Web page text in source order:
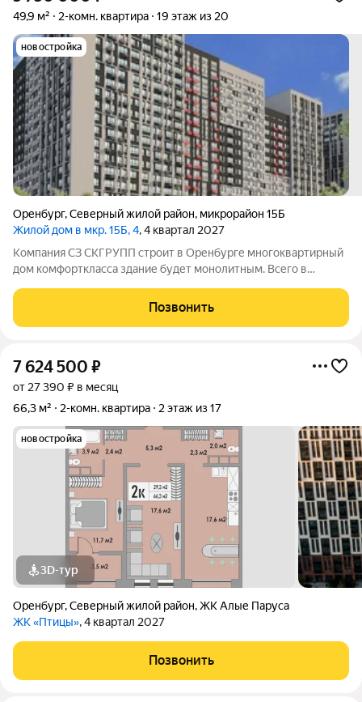
49,9 м² 2-комн. квартира 19 этаж из 20
новостройка
Оренбург,Северный жилой район, микрорайон 15Б
Жилой дом в мкр. 15Б, 4, 4 квартал 2027
Компания СЗ СКГРУПП строит в Оренбурге многоквартирный
дом комфорткласса здание будет монолитным. Всего в
однокомнатных, 127 двухкомнатных и 19 трёхкомнатных.
Суммарная жилая площадь составит 10040кв. м,
Позвонить
7 624 500 ₽
от 27 390 ₽ в месяц
66,3 м²
2-комн. квартира 2 этаж из 17
новостройка
3D-тур
Оренбург,Северный жилой район,ЖК Алые Паруса
ЖК «Птицы», 4 квартал 2027
Позвонить